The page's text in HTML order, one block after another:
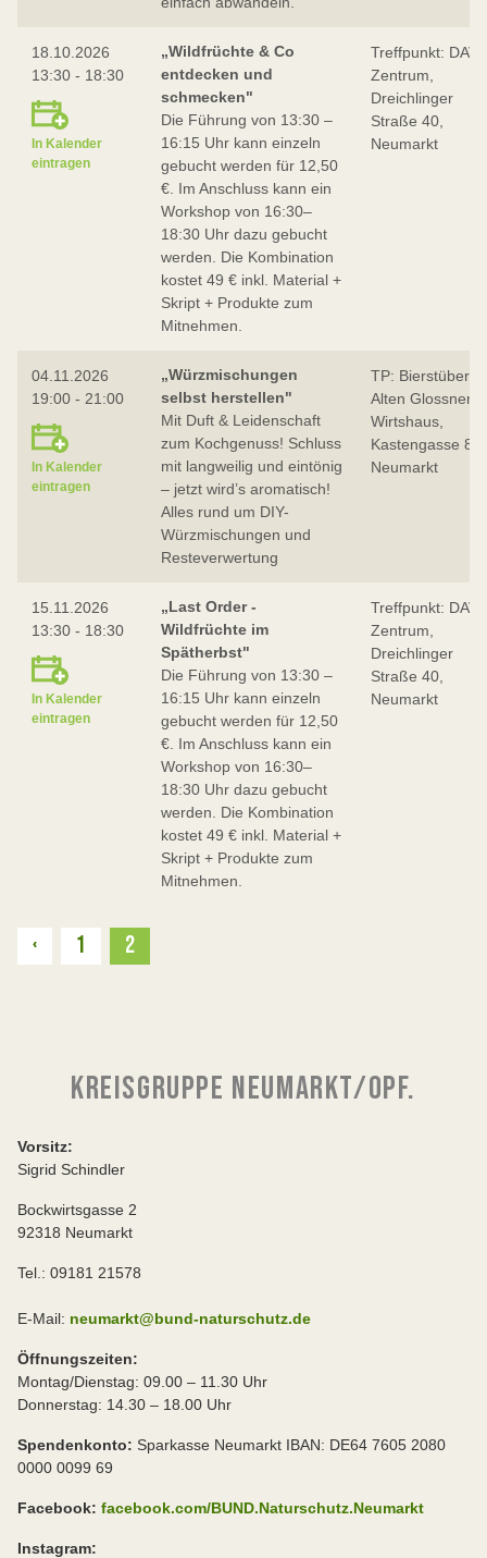
18.10.2026
13:30 - 18:30
In Kalender
eintragen
„Wildfrüchte & Co
entdecken und
schmecken"
Die Führung von 13:30 –
16:15 Uhr kann einzeln
gebucht werden für 12,50
€. Im Anschluss kann ein
Workshop von 16:30–
18:30 Uhr dazu gebucht
werden. Die Kombination
kostet 49 € inkl. Material +
Skript + Produkte zum
Mitnehmen.
Treffpunkt: DAV-
Zentrum,
Dreichlinger
Straße 40,
Neumarkt
04.11.2026
19:00 - 21:00
In Kalender
eintragen
„Würzmischungen
selbst herstellen"
Mit Duft & Leidenschaft
zum Kochgenuss! Schluss
mit langweilig und eintönig
– jetzt wird’s aromatisch!
Alles rund um DIY-
Würzmischungen und
Resteverwertung
TP: Bierstüberl
Alten Glossner
Wirtshaus,
Kastengasse 8,
Neumarkt
15.11.2026
13:30 - 18:30
In Kalender
eintragen
„Last Order -
Wildfrüchte im
Spätherbst"
Die Führung von 13:30 –
16:15 Uhr kann einzeln
gebucht werden für 12,50
€. Im Anschluss kann ein
Workshop von 16:30–
18:30 Uhr dazu gebucht
werden. Die Kombination
kostet 49 € inkl. Material +
Skript + Produkte zum
Mitnehmen.
Treffpunkt: DAV-
Zentrum,
Dreichlinger
Straße 40,
Neumarkt
Zurück
‹ 1 2
KREISGRUPPE NEUMARKT/OPF.
Vorsitz:
Sigrid Schindler
Bockwirtsgasse 2
92318 Neumarkt
Tel.: 09181 21578
E-Mail: neumarkt@bund-naturschutz.de
Öffnungszeiten:
Montag/Dienstag: 09.00 – 11.30 Uhr
Donnerstag: 14.30 – 18.00 Uhr
Spendenkonto: Sparkasse Neumarkt IBAN: DE64 7605 2080
0000 0099 69
Facebook: facebook.com/BUND.Naturschutz.Neumarkt
Instagram: